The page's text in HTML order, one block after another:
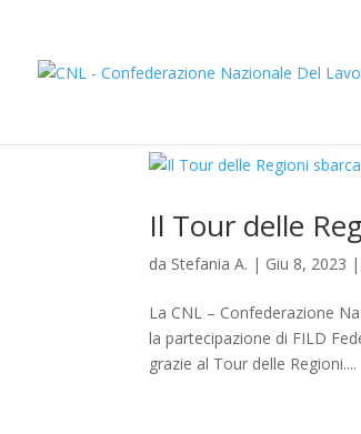
Il Tour delle
da Stefania A. | Giu 8, 2023 |
La CNL – Confederazione
la partecipazione di FILD
grazie al Tour delle Regioni....